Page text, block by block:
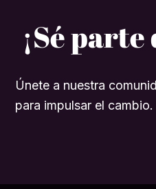
¡Sé
Únete a nuestra
para impulsar el cambio.